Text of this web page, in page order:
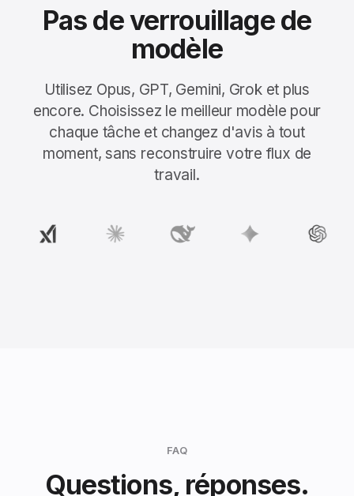
Pas de verrouillage de
modèle
Utilisez Opus, GPT, Gemini, Grok et plus
encore. Choisissez le meilleur modèle pour
chaque tâche et changez d'avis à tout
moment, sans reconstruire votre flux de
travail.
FAQ
Questions, réponses.